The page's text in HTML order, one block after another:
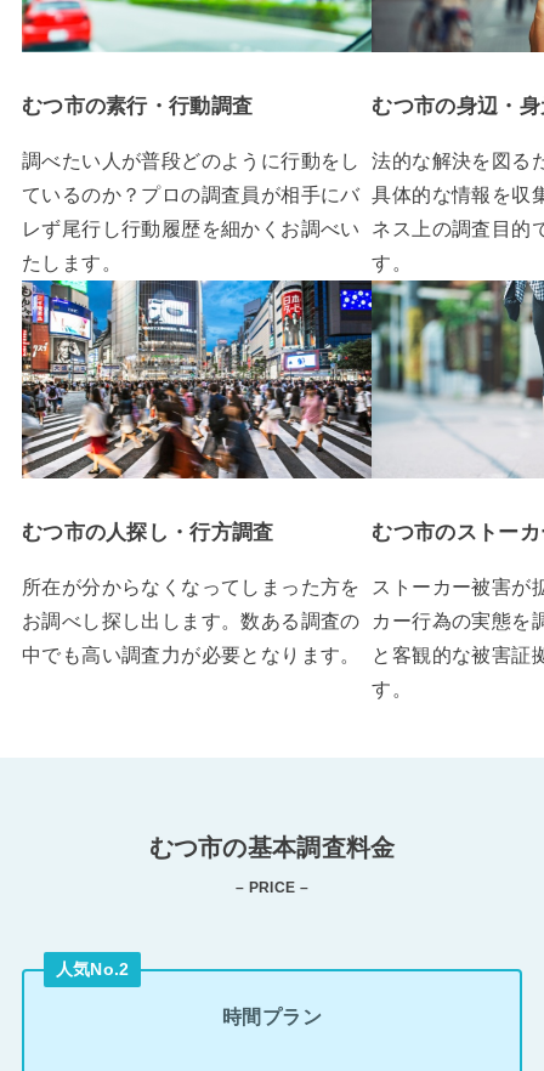
むつ市の素行・行動調査
調べたい人が普段どのように行動をし
ているのか？プロの調査員が相手にバ
レず尾行し行動履歴を細かくお調べい
たします。
むつ市の身辺・
法的な解決を図る
具体的な情報を収
ネス上の調査目的
す。
むつ市の人探し・行方調査
所在が分からなくなってしまった方を
お調べし探し出します。数ある調査の
中でも高い調査力が必要となります。
むつ市のストー
ストーカー被害が
カー行為の実態を
と客観的な被害証
す。
むつ市の基本調査料金
– PRICE –
人気No.2
時間プラン